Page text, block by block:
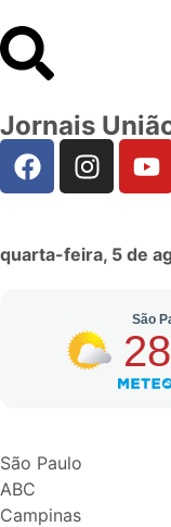
Jornais
quarta-feira, 5 de
São Paulo
ABC
Campinas